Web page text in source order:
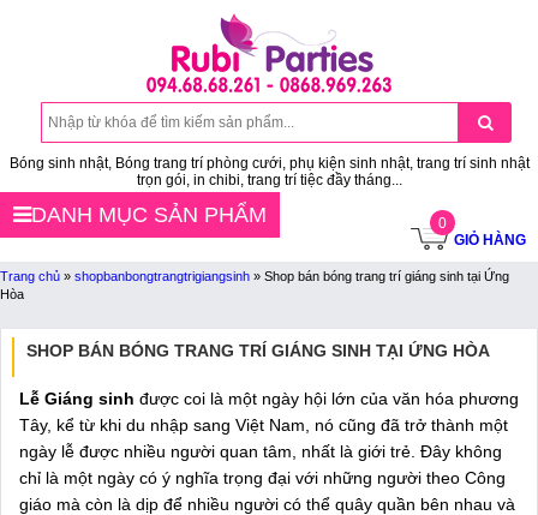
Bóng sinh nhật, Bóng trang trí phòng cưới, phụ kiện sinh nhật, trang trí sinh nhật
trọn gói, in chibi, trang trí tiệc đầy tháng...
0
GIỎ HÀNG
DANH MỤC SẢN PHẨM
Trang chủ » shopbanbongtrangtrigiangsinh » Shop bán bóng trang trí giáng sinh tại Ứng
Hòa
SHOP BÁN BÓNG TRANG TRÍ GIÁNG SINH TẠI ỨNG HÒA
Lễ Giáng sinh được coi là một ngày hội lớn của văn hóa phương
Tây, kể từ khi du nhập sang Việt Nam, nó cũng đã trở thành một
ngày lễ được nhiều người quan tâm, nhất là giới trẻ. Đây không
chỉ là một ngày có ý nghĩa trọng đại với những người theo Công
giáo mà còn là dịp để nhiều người có thể quây quần bên nhau và